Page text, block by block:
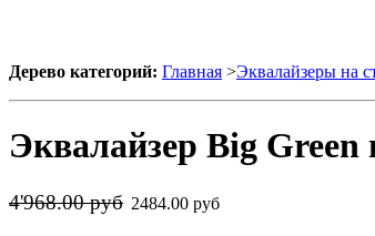
Дерево категорий: Главная >Эквалайзеры на
Эквалайзер Big Green
4'968.00 руб 2484.00 руб